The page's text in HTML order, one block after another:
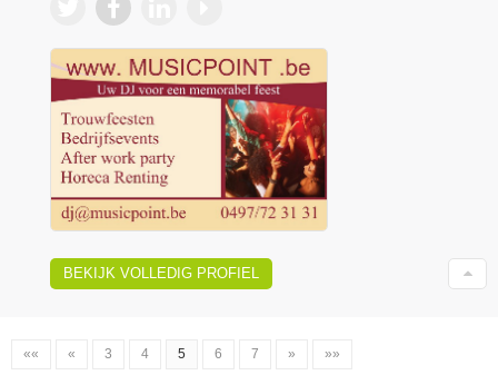
BEKIJK VOLLEDIG PROFIEL
«« « 3 4 5 6 7 » »»